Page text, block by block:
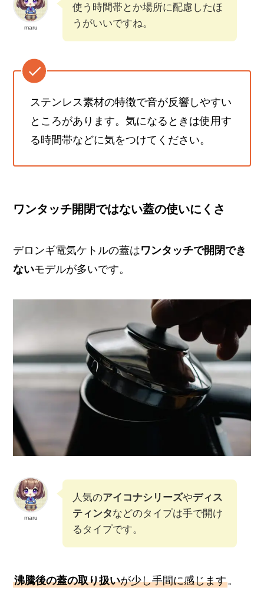
maru
使う時間帯とか場所に配慮したほ
うがいいですね。
ステンレス素材の特徴で音が反響しやすい
ところがあります。気になるときは使用す
る時間帯などに気をつけてください。
ワンタッチ開閉ではない蓋の使いにくさ
デロンギ電気ケトルの蓋はワンタッチで開閉でき
ないモデルが多いです。
maru
人気のアイコナシリーズやディス
ティンタなどのタイプは手で開け
るタイプです。
沸騰後の蓋の取り扱いが少し手間に感じます。